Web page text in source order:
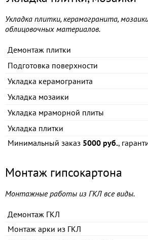
Укладка плитки, керамогранита,
облицовочных материалов.
Демонтаж плитки
Подготовка поверхности
Укладка керамогранита
Укладка мозаики
Укладка мраморной плиты
Укладка плитки
Минимальный заказ 5000 руб.,
Монтаж гипсокартона
Монтажные работы из ГКЛ все виды.
Демонтаж ГКЛ
Монтаж арки из ГКЛ